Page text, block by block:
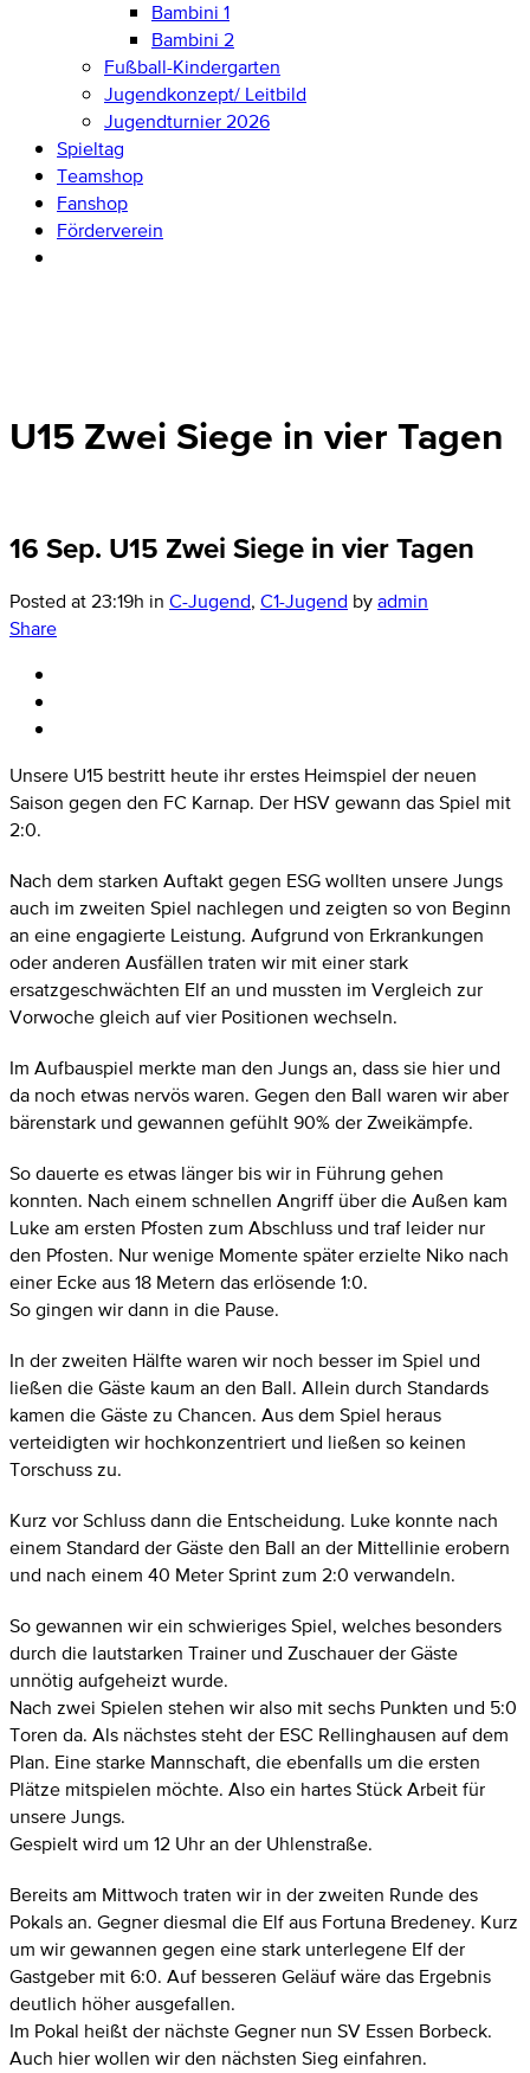
Bambini 1
Bambini 2
Fußball-Kindergarten
Jugendkonzept/ Leitbild
Jugendturnier 2026
Spieltag
Teamshop
Fanshop
Förderverein
U15 Zwei Siege in vier Tagen
16 Sep. U15 Zwei Siege in vier Tagen
Posted at 23:19h in C-Jugend, C1-Jugend byadmin
Share
Unsere U15 bestritt heute ihr erstes Heimspiel der neuen
Saison gegen den FC Karnap. Der HSV gewann das Spiel mit
2:0.
Nach dem starken Auftakt gegen ESG wollten unsere Jungs
auch im zweiten Spiel nachlegen und zeigten so von Beginn
an eine engagierte Leistung. Aufgrund von Erkrankungen
oder anderen Ausfällen traten wir mit einer stark
ersatzgeschwächten Elf an und mussten im Vergleich zur
Vorwoche gleich auf vier Positionen wechseln.
Im Aufbauspiel merkte man den Jungs an, dass sie hier und
da noch etwas nervös waren. Gegen den Ball waren wir aber
bärenstark und gewannen gefühlt 90% der Zweikämpfe.
So dauerte es etwas länger bis wir in Führung gehen
konnten. Nach einem schnellen Angriff über die Außen kam
Luke am ersten Pfosten zum Abschluss und traf leider nur
den Pfosten. Nur wenige Momente später erzielte Niko nach
einer Ecke aus 18 Metern das erlösende 1:0.
So gingen wir dann in die Pause.
In der zweiten Hälfte waren wir noch besser im Spiel und
ließen die Gäste kaum an den Ball. Allein durch Standards
kamen die Gäste zu Chancen. Aus dem Spiel heraus
verteidigten wir hochkonzentriert und ließen so keinen
Torschuss zu.
Kurz vor Schluss dann die Entscheidung. Luke konnte nach
einem Standard der Gäste den Ball an der Mittellinie erobern
und nach einem 40 Meter Sprint zum 2:0 verwandeln.
So gewannen wir ein schwieriges Spiel, welches besonders
durch die lautstarken Trainer und Zuschauer der Gäste
unnötig aufgeheizt wurde.
Nach zwei Spielen stehen wir also mit sechs Punkten und 5:0
Toren da. Als nächstes steht der ESC Rellinghausen auf dem
Plan. Eine starke Mannschaft, die ebenfalls um die ersten
Plätze mitspielen möchte. Also ein hartes Stück Arbeit für
unsere Jungs.
Gespielt wird um 12 Uhr an der Uhlenstraße.
Bereits am Mittwoch traten wir in der zweiten Runde des
Pokals an. Gegner diesmal die Elf aus Fortuna Bredeney. Kurz
um wir gewannen gegen eine stark unterlegene Elf der
Gastgeber mit 6:0. Auf besseren Geläuf wäre das Ergebnis
deutlich höher ausgefallen.
Im Pokal heißt der nächste Gegner nun SV Essen Borbeck.
Auch hier wollen wir den nächsten Sieg einfahren.